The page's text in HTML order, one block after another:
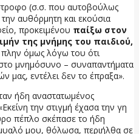
(σ.σ. που αυτοβούλως
αυθόρμητη και εκούσια
προκειμένου παίξω στον
της μνήμης του παιδιού,
πλην όμως λόγω του ότι
μνημόσυνο – συναπαντήματα
μας, εντέλει δεν το έπραξα».
ήδη αναστατωμένος
την στιγμή έχασα την γη
πέπλο σκέπασε το ήδη
μου, θόλωσα, περιήλθα σε